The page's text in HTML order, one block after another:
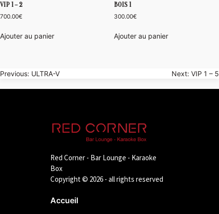
VIP 1 – 2
700.00€
Ajouter au panier
BOIS 1
300.00€
Ajouter au panier
Navigation
de
Previous: ULTRA-V Next: VIP 1 – 5
Red Corner - Bar Lounge - Karaoke
Box
Copyright © 2026 - all rights reserved
Accueil